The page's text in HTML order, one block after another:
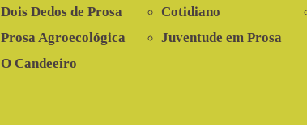
Dois Dedos de Prosa
Prosa Agroecológica
O Candeeiro
Cotidiano
Juventude em Prosa